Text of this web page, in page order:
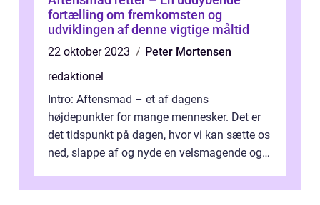
fortælling om fremkomsten og
udviklingen af denne vigtige måltid
22 oktober 2023
Peter Mortensen
redaktionel
Intro: Aftensmad – et af dagens
højdepunkter for mange mennesker. Det er
det tidspunkt på dagen, hvor vi kan sætte os
ned, slappe af og nyde en velsmagende og